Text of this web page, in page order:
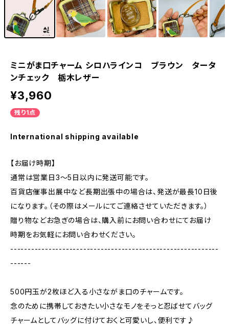
ミニがま口チャーム シロハラインコ ブラウン タータ
ンチェック 栃木レザー
¥3,960
残り1点
International shipping available
【お届け時期】
通常は営業日3〜5日以内に発送可能です。
百貨店催事出展中など長期出張中の場合は、発送が最長10日後
になります。（その際はメールにてご連絡させていただきます。）
贈り物などお急ぎの場合は、購入前にお問い合わせにてお届け
時期をお気軽にお問い合わせください。
------------------------------------------------------------
------
500円玉が2枚ほど入る小さながま口のチャームです。
念のために携帯しておきたい小さなモノをそっと忍ばせてバッグ
チャームとしてバッグに付けておくと可愛いし、便利です♪